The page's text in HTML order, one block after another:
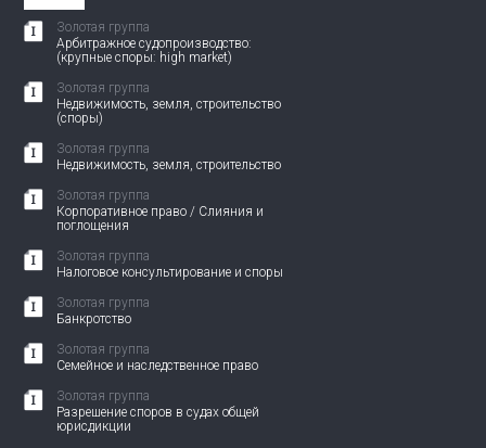
Золотая группа
Арбитражное судопроизводство:
(крупные споры: high market)
Золотая группа
Недвижимость, земля, строительство
(споры)
Золотая группа
Недвижимость, земля, строительство
Золотая группа
Корпоративное право / Слияния и
поглощения
Золотая группа
Налоговое консультирование и споры
Золотая группа
Банкротство
Золотая группа
Семейное и наследственное право
Золотая группа
Разрешение споров в судах общей
юрисдикции